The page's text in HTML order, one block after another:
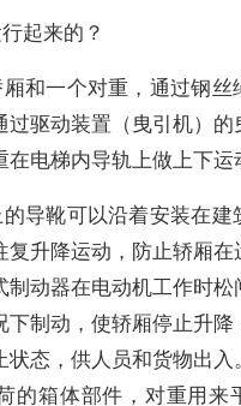
起来的？
和一个对重，通过钢丝
过驱动装置 （曳引机）
电梯内导轨上做上下运
导靴可以沿着安装在建
复升降运动，防止轿厢在
制动器在电动机工作时松
下制动，使轿厢停止升降
状态，供人员和货物出入
的箱体部件，对重用来